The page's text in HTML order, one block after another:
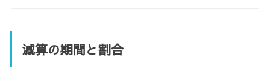
減算の期間と割合